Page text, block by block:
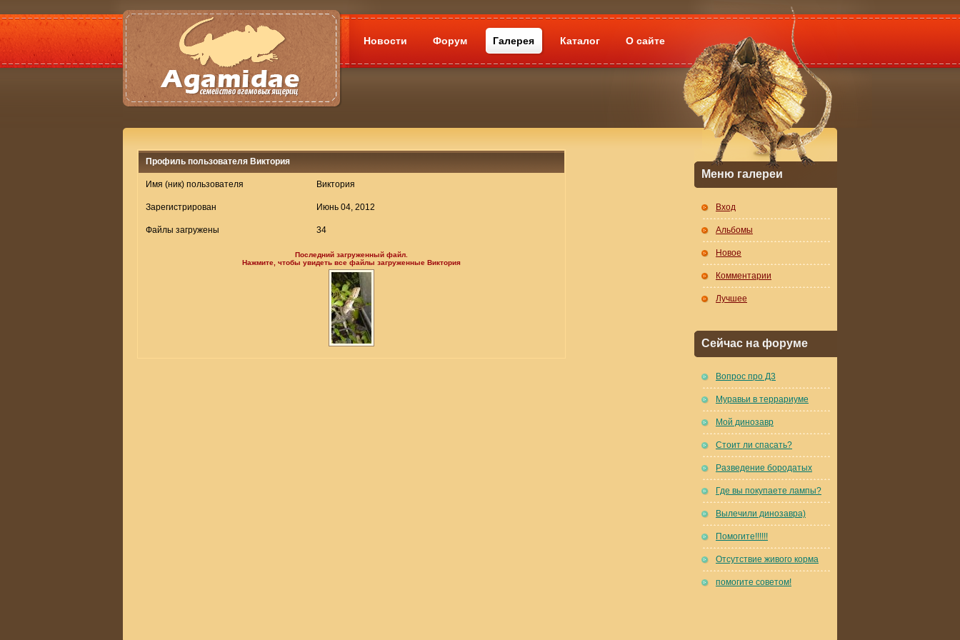
Новости Форум Галерея Каталог О сайте
Профиль пользователя Виктория
Имя (ник) пользователя Виктория
Зарегистрирован Июнь 04, 2012
Файлы загружены 34
Последний загруженный файл.
Нажмите, чтобы увидеть все файлы загруженные Виктория
Меню галереи
Вход
Альбомы
Новое
Комментарии
Лучшее
Сейчас на форуме
Вопрос про Д3
Муравьи в террариуме
Мой динозавр
Стоит ли спасать?
Разведение бородатых
Где вы покупаете лампы?
Вылечили динозавра)
Помогите!!!!!!
Отсутствие живого корма
помогите советом!